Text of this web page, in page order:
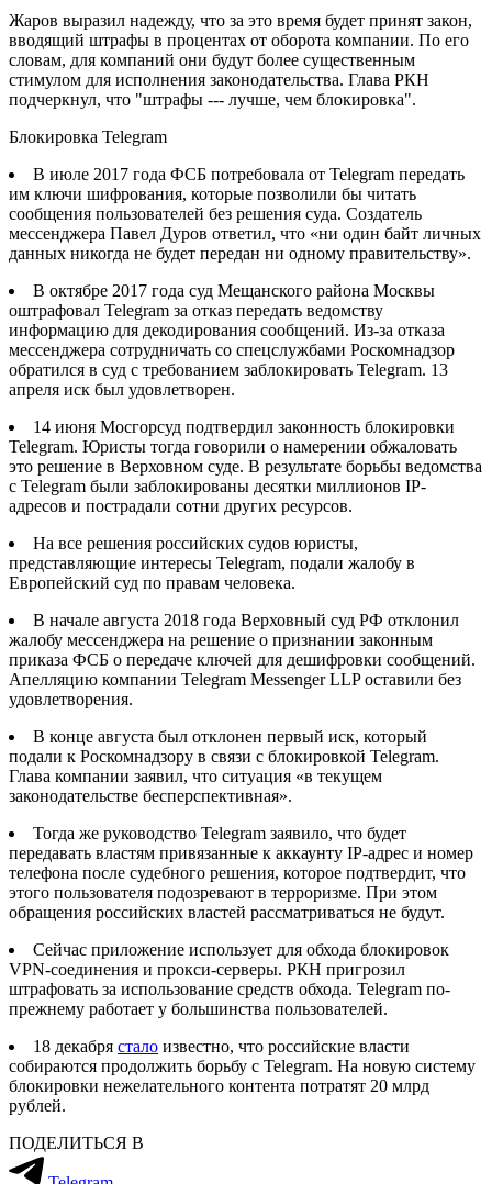
Жаров выразил надежду, что за это время будет принят закон,
вводящий штрафы в процентах от оборота компании. По его
словам, для компаний они будут более существенным
стимулом для исполнения законодательства. Глава РКН
подчеркнул, что "штрафы --- лучше, чем блокировка".
Блокировка Telegram
В июле 2017 года ФСБ потребовала от Telegram передать
им ключи шифрования, которые позволили бы читать
сообщения пользователей без решения суда. Создатель
мессенджера Павел Дуров ответил, что «ни один байт личных
данных никогда не будет передан ни одному правительству».
В октябре 2017 года суд Мещанского района Москвы
оштрафовал Telegram за отказ передать ведомству
информацию для декодирования сообщений. Из-за отказа
мессенджера сотрудничать со спецслужбами Роскомнадзор
обратился в суд с требованием заблокировать Telegram. 13
апреля иск был удовлетворен.
14 июня Мосгорсуд подтвердил законность блокировки
Telegram. Юристы тогда говорили о намерении обжаловать
это решение в Верховном суде. В результате борьбы ведомства
с Telegram были заблокированы десятки миллионов IP-
адресов и пострадали сотни других ресурсов.
На все решения российских судов юристы,
представляющие интересы Telegram, подали жалобу в
Европейский суд по правам человека.
В начале августа 2018 года Верховный суд РФ отклонил
жалобу мессенджера на решение о признании законным
приказа ФСБ о передаче ключей для дешифровки сообщений.
Апелляцию компании Telegram Messenger LLP оставили без
удовлетворения.
В конце августа был отклонен первый иск, который
подали к Роскомнадзору в связи с блокировкой Telegram.
Глава компании заявил, что ситуация «в текущем
законодательстве бесперспективная».
Тогда же руководство Telegram заявило, что будет
передавать властям привязанные к аккаунту IP-адрес и номер
телефона после судебного решения, которое подтвердит, что
этого пользователя подозревают в терроризме. При этом
обращения российских властей рассматриваться не будут.
Сейчас приложение использует для обхода блокировок
VPN-соединения и прокси-серверы. РКН пригрозил
штрафовать за использование средств обхода. Telegram по-
прежнему работает у большинства пользователей.
18 декабря стало известно, что российские власти
собираются продолжить борьбу с Telegram. На новую систему
блокировки нежелательного контента потратят 20 млрд
рублей.
ПОДЕЛИТЬСЯ В